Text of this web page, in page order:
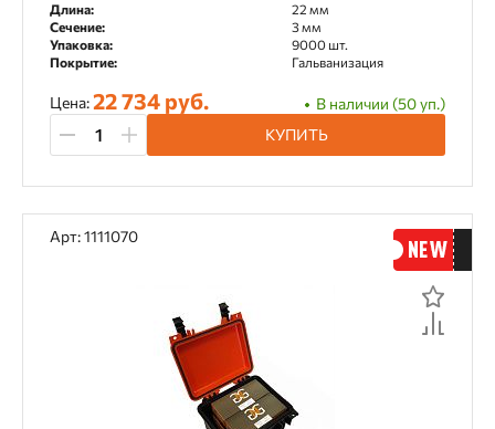
Длина:
22 мм
Сечение:
3 мм
Упаковка:
9000 шт.
Покрытие:
Гальванизация
Цена:22 734 руб.
В наличии (50 уп.)
КУПИТЬ
Арт: 1111070